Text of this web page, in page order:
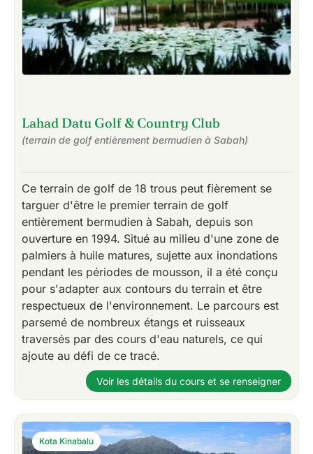
Lahad Datu Golf & Country Club
(terrain de golf entièrement bermudien à Sabah)
Ce terrain de golf de 18 trous peut fièrement se
targuer d'être le premier terrain de golf
entièrement bermudien à Sabah, depuis son
ouverture en 1994. Situé au milieu d'une zone de
palmiers à huile matures, sujette aux inondations
pendant les périodes de mousson, il a été conçu
pour s'adapter aux contours du terrain et être
respectueux de l'environnement. Le parcours est
parsemé de nombreux étangs et ruisseaux
traversés par des cours d'eau naturels, ce qui
ajoute au défi de ce tracé.
Voir les détails du cours et se renseigner
Kota Kinabalu